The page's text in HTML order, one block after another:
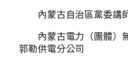
內蒙古自治區黨委講
內蒙古電力（團體）
郭勒供電分公司